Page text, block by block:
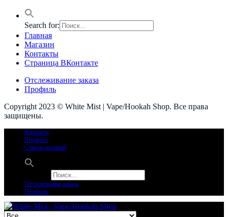
Search for:
Главная
Магазин
Контакты
Страница ВКонтакте
Отслеживание заказа
Профиль
Copyright 2023 © White Mist | Vape/Hookah Shop. Все права
защищены.
Контакты
Профиль
Список желаний
Отслеживание заказа
Профиль